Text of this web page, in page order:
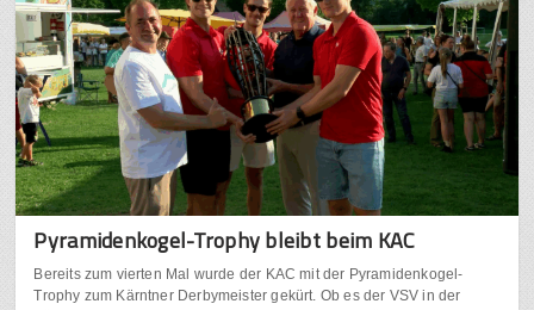
Pyramidenkogel-Trophy bleibt beim KAC
Bereits zum vierten Mal wurde der KAC mit der Pyramidenkogel-
Trophy zum Kärntner Derbymeister gekürt. Ob es der VSV in der